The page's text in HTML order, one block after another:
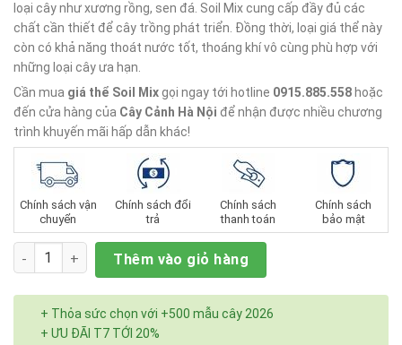
loại cây như xương rồng, sen đá. Soil Mix cung cấp đầy đủ các
chất cần thiết để cây trồng phát triển. Đồng thời, loại giá thể này
còn có khả năng thoát nước tốt, thoáng khí vô cùng phù hợp với
những loại cây ưa hạn.
Cần mua giá thể Soil Mix gọi ngay tới hotline 0915.885.558 hoặc
đến cửa hàng của Cây Cảnh Hà Nội để nhận được nhiều chương
trình khuyến mãi hấp dẫn khác!
Chính sách vận
chuyển
Chính sách đổi
trả
Chính sách
thanh toán
Chính sách
bảo mật
Số lượng Thêm vào giỏ hàng
+ Thỏa sức chọn với +500 mẫu cây 2026
+ ƯU ĐÃI T7 TỚI 20%